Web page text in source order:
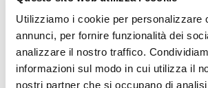
Utilizziamo i cookie per personalizzare
annunci, per fornire funzionalità dei
analizzare il nostro traffico.
informazioni sul modo in cui utilizza il
nostri partner che si occupano di
2017 n.205 (scad. 29/04/2022).
Progetto
presentato da Ageop
“CON CURA. INTERVENTI PER LA
CARICO INTEGRATA IN